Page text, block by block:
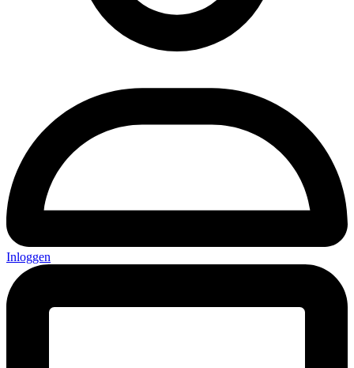
Inloggen